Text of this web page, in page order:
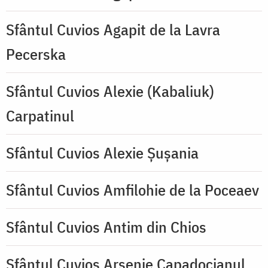
Sfântul Cuvios Agapit de la Lavra
Pecerska
Sfântul Cuvios Alexie (Kabaliuk)
Carpatinul
Sfântul Cuvios Alexie Șușania
Sfântul Cuvios Amfilohie de la Poceaev
Sfântul Cuvios Antim din Chios